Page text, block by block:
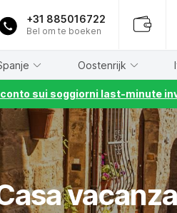
+31 885016722
Bel om te boeken
Oostenrijk
sui soggiorni last-minute